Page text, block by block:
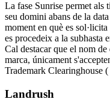
La fase Sunrise permet als
seu domini abans de la
moment en què es
es procedeix a la subhasta
Cal destacar que el nom
marca, únicament
Trademark Clearinghouse (
Landrush